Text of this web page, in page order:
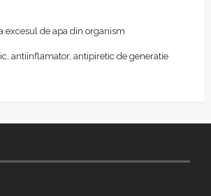
excesul de apa din organism
antiinflamator, antipiretic de generatie